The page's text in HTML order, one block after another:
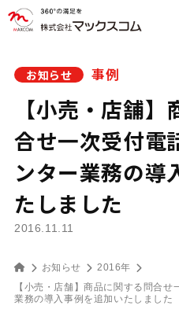
お知らせ 事例
【小売・店舗
合せ一次受付電
ンター業務の導
たしました
2016.11.11
お知らせ
2016年
【小売・店舗】商品に関する問合
業務の導入事例を追加いたしました